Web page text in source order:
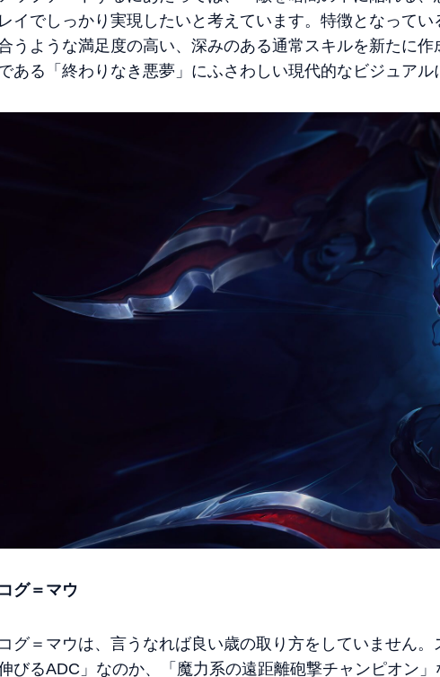
レイでしっかり実現したいと考えています。特徴となって
うような満足度の高い、深みのある通常スキルを新たに
ある「終わりなき悪夢」にふさわしい現代的なビジュアル
コグ＝マウ
コグ＝マウは、言うなれば良い歳の取り方をしていません
びるADC」なのか、「魔力系の遠距離砲撃チャンピオン